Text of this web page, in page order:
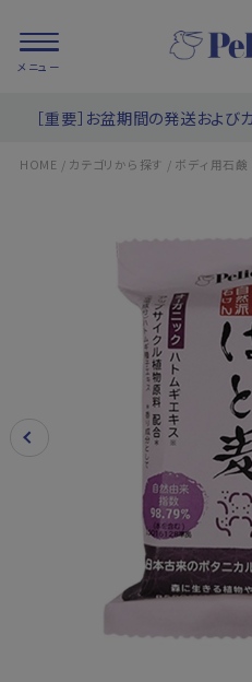
PRODUCTS/ 商品を探
COLLECTIONS / ブラ
お問い合わせ
［重要］お盆期間の発送および
HOME / カテゴリから探す / ボディ用石鹸